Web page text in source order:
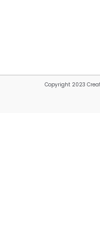
Copyright 2023